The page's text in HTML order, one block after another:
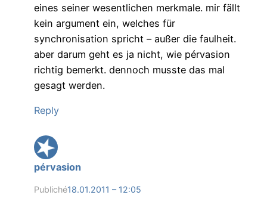
eines seiner wesentlichen merkmale. mir fällt
kein argument ein, welches für
synchronisation spricht – außer die faulheit.
aber darum geht es ja nicht, wie pérvasion
richtig bemerkt. dennoch musste das mal
gesagt werden.
Reply
pérvasion
Publiché18.01.2011 – 12:05